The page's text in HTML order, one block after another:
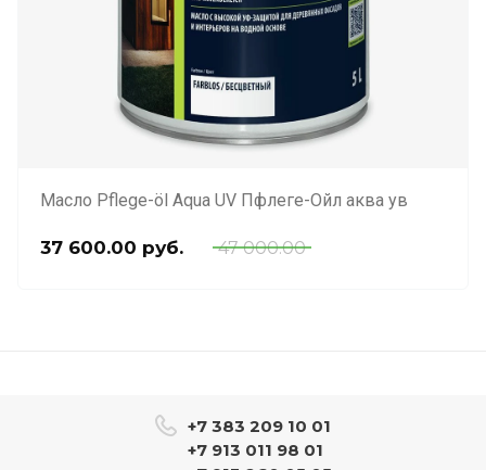
Масло Pflege-öl Aqua UV Пфлеге-Ойл аква ув
47 000.00
37 600.00 руб.
+7 383 209 10 01
+7 913 011 98 01